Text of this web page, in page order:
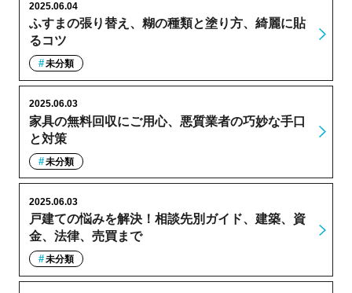
ふすまの張り替え、糊の種類と塗り方、綺麗に貼
るコツ
2025.06.04
未分類
家具の無料回収にご用心、悪質業者の巧妙な手口
と対策
2025.06.03
未分類
戸建ての悩みを解決！相談先別ガイド、建築、資
金、法律、売買まで
2025.06.03
未分類